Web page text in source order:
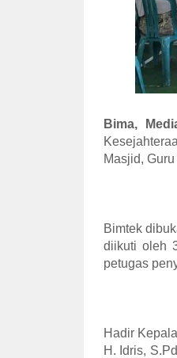
Bima,
Masjid,
Bimtek
diikuti oleh
petugas
Hadir
H. Idris,